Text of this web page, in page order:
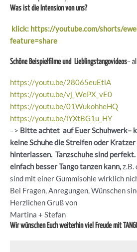
Was ist die Intension von uns?
klick: https://youtube.com/shorts/
feature=share
Schöne Beispielfilme und Lieblingstangovideos–
https://youtu.be/28065euEtlA
https://youtu.be/vj_WePX_vE0
https://youtu.be/01WukohheHQ
https://youtu.be/iYXtBG1u_HY
–> Bitte achtet auf Euer Schuhwerk–
keine Schuhe die Streifen oder Kratzer
hinterlassen. Tanzschuhe sind
einfach besser Tango tanzen kann,z.B.
sind mit einer Gummisohle wirklich
Bei Fragen, Anregungen, Wünschen
Herzlichen Gruß von
Martina + Stefan
Wir wünschen Euch weiterhin viel Freude mit